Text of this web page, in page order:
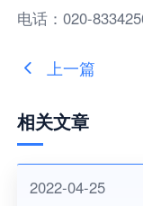
电话：020-
上一篇
相关文章
2022-04-25